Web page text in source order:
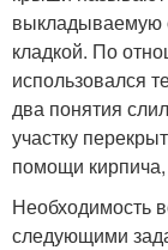
выкладываемую
кладкой. По
использовался
два понятия
участку
помощи
Необходимость
следующими